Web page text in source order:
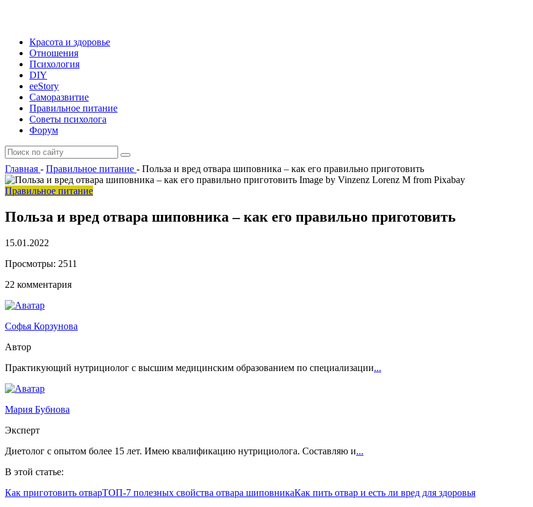
Красота и здоровье
Отношения
Психология
DIY
ееStory
Саморазвитие
Правильное питание
Советы психолога
Форум
Главная - Правильное питание - Польза и вред отвара шиповника – как его правильно приготовить
Image by Vinzenz Lorenz M from Pixabay
Правильное питание
Польза и вред отвара шиповника – как его правильно приготовить
15.01.2022
Просмотры: 2511
22 комментария
Софья Корзунова
Автор
Практикующий нутрициолог с высшим медицинским образованием по специализации...
Мария Бубнова
Эксперт
Диетолог с опытом более 15 лет. Имею квалификацию нутрициолога. Составляю и...
В этой статье:
Как приготовить отварТОП-7 полезных свойства отвара шиповникаКак пить отвар и есть ли вред для здоровья